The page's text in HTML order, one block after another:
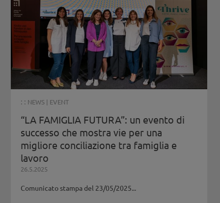
: : NEWS | EVENT
“LA FAMIGLIA FUTURA”: un evento di
successo che mostra vie per una
migliore conciliazione tra famiglia e
lavoro
26.5.2025
Comunicato stampa del 23/05/2025...